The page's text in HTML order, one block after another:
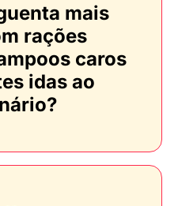
mais
rações
caros
idas ao